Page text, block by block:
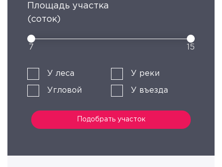
Площадь участка
(соток)
7 15
У леса У реки
Угловой У въезда
Подобрать участок